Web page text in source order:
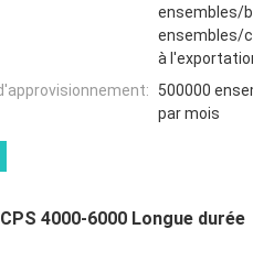
ensembles/
ensembles/
à
500000
par mois
4000-6000 Longue durée